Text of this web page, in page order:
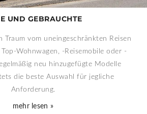
UND GEBRAUCHTE
Traum vom uneingeschränkten Reisen
Wohnwagen, -Reisemobile oder -
neu hinzugefügte Modelle
die beste Auswahl für jegliche
Anforderung.
mehr lesen »